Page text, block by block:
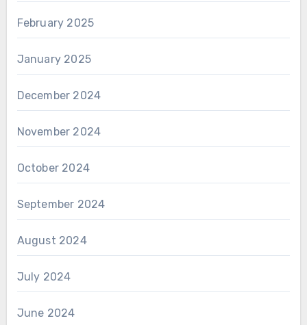
February 2025
January 2025
December 2024
November 2024
October 2024
September 2024
August 2024
July 2024
June 2024